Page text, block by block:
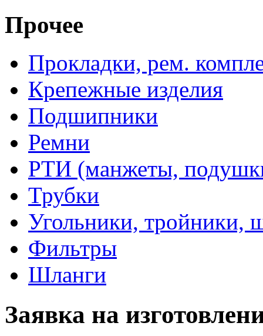
Прочее
Прокладки, рем.
Крепежные изделия
Подшипники
Ремни
РТИ (манжеты,
Трубки
Угольники, тройники,
Фильтры
Шланги
Заявка на